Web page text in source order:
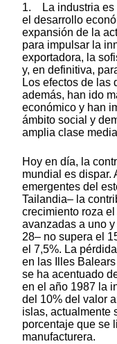
1. La industria es
el desarrollo
expansión de la
para impulsar la
exportadora, la
y, en definitiva,
Los efectos de las
además, han ido
económico y han
ámbito social y
amplia clase
Hoy en día, la
mundial es dispar.
emergentes del
Tailandia– la
crecimiento roza
avanzadas a uno
28– no supera el
el 7,5%. La
en las Illes
se ha acentuado
en el año 1987 la
del 10% del valor
islas, actualmente
porcentaje que se
manufacturera.